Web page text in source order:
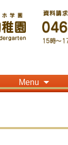
ヅホ学園黒部丘幼稚
静かな環境で幼児教育
Menu